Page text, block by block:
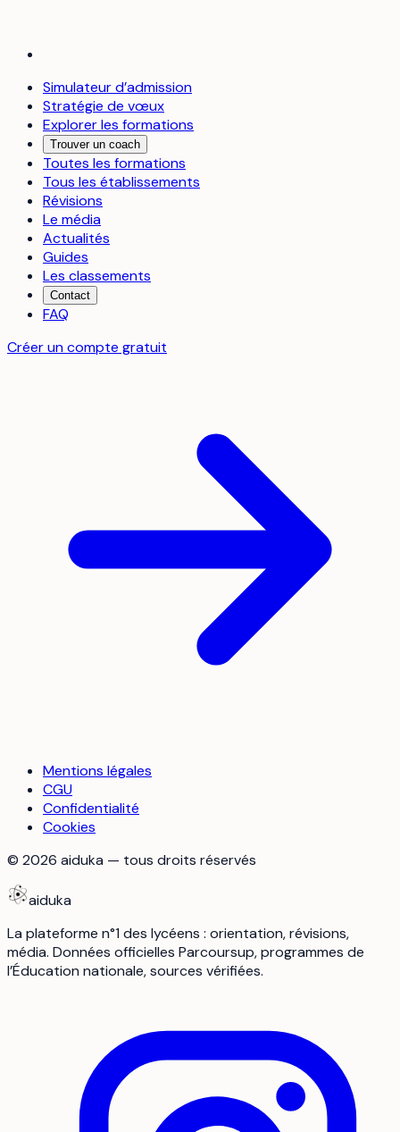
Simulateur d’admission
Stratégie de vœux
Explorer les formations
Trouver un coach
Toutes les formations
Tous les établissements
Révisions
Le média
Actualités
Guides
Les classements
Contact
FAQ
Créer un compte gratuit
Mentions légales
CGU
Confidentialité
Cookies
© 2026 aiduka — tous droits réservés
aiduka
La plateforme n°1 des lycéens : orientation, révisions,
média. Données officielles Parcoursup, programmes de
l’Éducation nationale, sources vérifiées.